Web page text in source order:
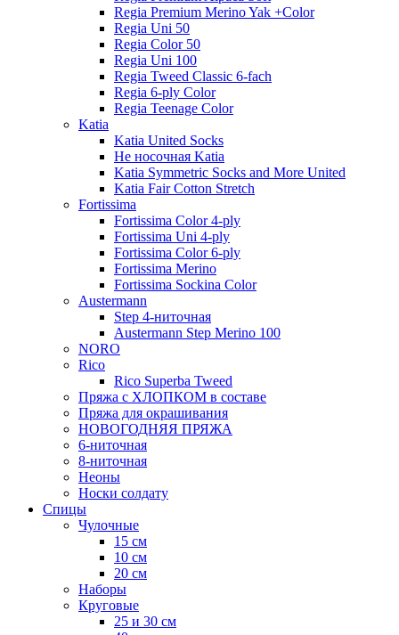
Regia Premium Merino Yak +Color
Regia Uni 50
Regia Color 50
Regia Uni 100
Regia Tweed Classic 6-fach
Regia 6-ply Color
Regia Teenage Color
Katia
Katia United Socks
Не носочная Katia
Katia Symmetric Socks and More United
Katia Fair Cotton Stretch
Fortissima
Fortissima Color 4-ply
Fortissima Uni 4-ply
Fortissima Color 6-ply
Fortissima Merino
Fortissima Sockina Color
Austermann
Step 4-ниточная
Austermann Step Merino 100
NORO
Rico
Rico Superba Tweed
Пряжа с ХЛОПКОМ в составе
Пряжа для окрашивания
НОВОГОДНЯЯ ПРЯЖА
6-ниточная
8-ниточная
Неоны
Носки солдату
Спицы
Чулочные
15 см
10 см
20 см
Наборы
Круговые
25 и 30 см